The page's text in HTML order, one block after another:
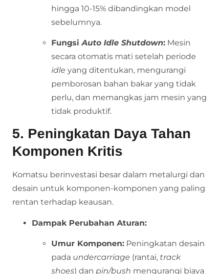
hingga 10-15% dibandingkan model
sebelumnya.
FungsiAuto Idle Shutdown: Mesin
secara otomatis mati setelah periode
idle yang ditentukan, mengurangi
pemborosan bahan bakar yang tidak
perlu, dan memangkas jam mesin yang
tidak produktif.
5. Peningkatan Daya Tahan
Komponen Kritis
Komatsu berinvestasi besar dalam metalurgi dan
desain untuk komponen-komponen yang paling
rentan terhadap keausan.
Dampak Perubahan Aturan:
Umur Komponen: Peningkatan desain
pada undercarriage (rantai, track
shoes) dan pin/bush mengurangi biaya